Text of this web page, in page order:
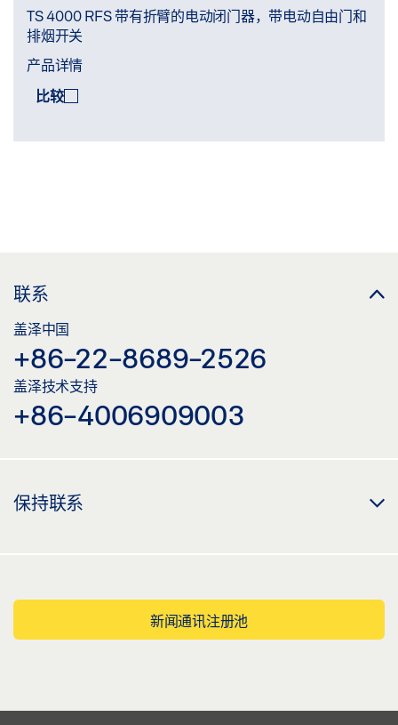
TS 4000 RFS 带有折臂的电动闭门器，带电动自由门和
排烟开关
产品详情
比较
联系
盖泽中国
+86-22-8689-2526
盖泽技术支持
+86-4006909003
保持联系
新闻通讯注册池